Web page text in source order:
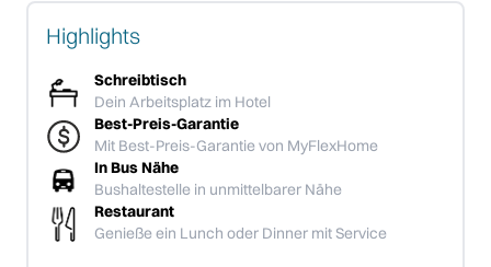
Highlights
Schreibtisch
Dein Arbeitsplatz im Hotel
Best-Preis-Garantie
Mit Best-Preis-Garantie von MyFlexHome
In Bus Nähe
Bushaltestelle in unmittelbarer Nähe
Restaurant
Genieße ein Lunch oder Dinner mit Service